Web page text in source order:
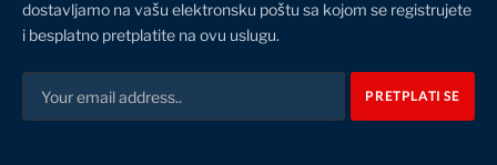
dostavljamo na vašu elektronsku poštu sa kojom se registrujete
i besplatno pretplatite na ovu uslugu.